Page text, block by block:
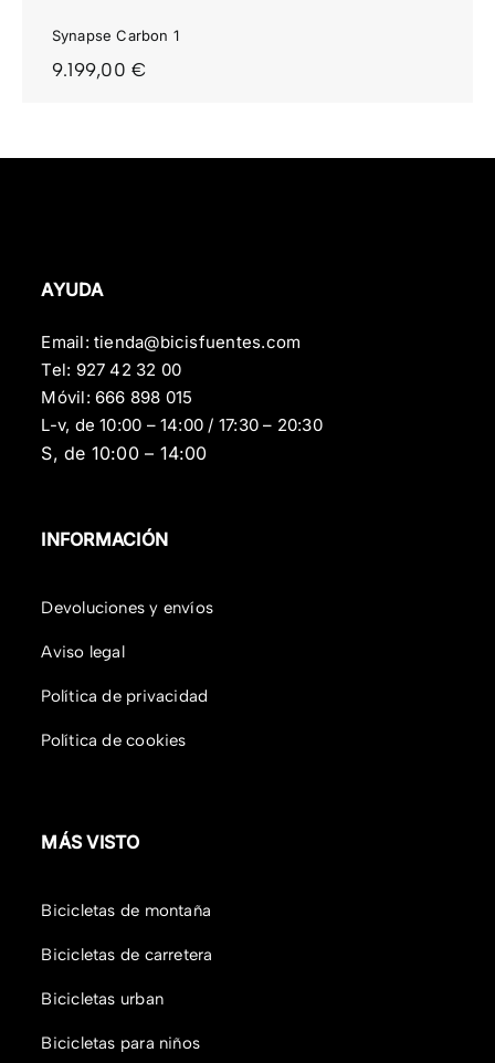
Synapse Carbon 1
9.199,00€
AYUDA
Email:tienda@bicisfuentes.com
Tel: 927 42 32 00
Móvil: 666 898 015
L-v, de 10:00 – 14:00 / 17:30 – 20:30
S, de 10:00 – 14:00
INFORMACIÓN
Devoluciones y envíos
Aviso legal
Política de privacidad
Política de cookies
MÁS VISTO
Bicicletas de montaña
Bicicletas de carretera
Bicicletas urban
Bicicletas para niños